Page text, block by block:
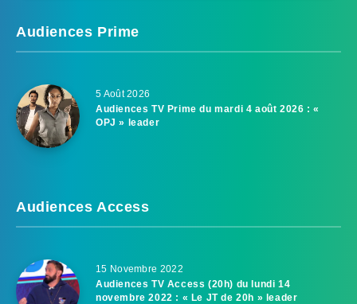
Audiences Prime
5 Août 2026
Audiences TV Prime du mardi 4 août 2026 : «
OPJ » leader
Audiences Access
15 Novembre 2022
Audiences TV Access (20h) du lundi 14
novembre 2022 : « Le JT de 20h » leader